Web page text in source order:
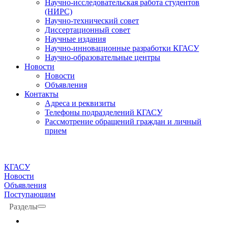
Научно-исследовательская работа студентов
(НИРС)
Научно-технический совет
Диссертационный совет
Научные издания
Научно-инновационные разработки КГАСУ
Научно-образовательные центры
Новости
Новости
Объявления
Контакты
Адреса и реквизиты
Телефоны подразделений КГАСУ
Рассмотрение обращений граждан и личный
прием
КГАСУ
Новости
Объявления
Поступающим
Разделы